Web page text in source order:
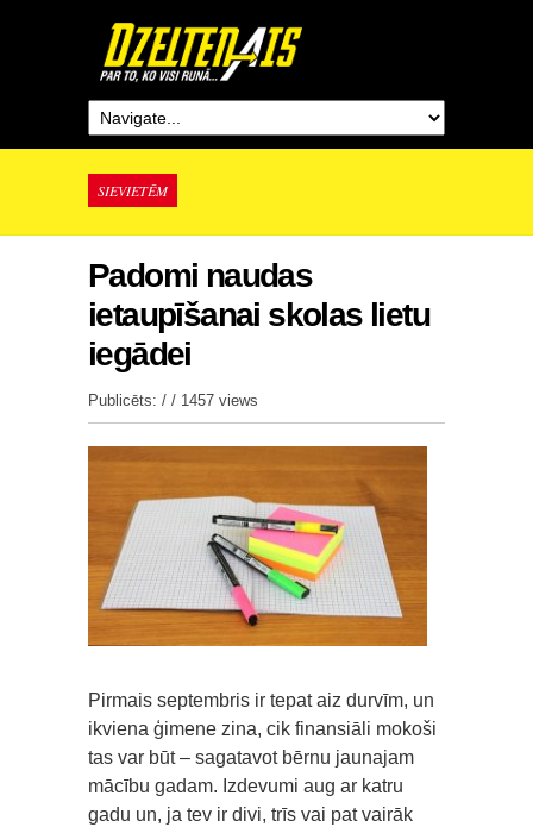
SIEVIETĒM
Padomi naudas
ietaupīšanai skolas lietu
iegādei
Publicēts: / / 1457 views
Pirmais septembris ir tepat aiz durvīm, un
ikviena ģimene zina, cik finansiāli mokoši
tas var būt – sagatavot bērnu jaunajam
mācību gadam. Izdevumi aug ar katru
gadu un, ja tev ir divi, trīs vai pat vairāk